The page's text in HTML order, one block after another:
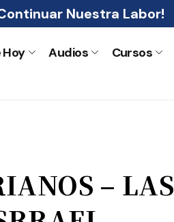
Nuestra Labor!
Hoy Audios Cursos
– LAS